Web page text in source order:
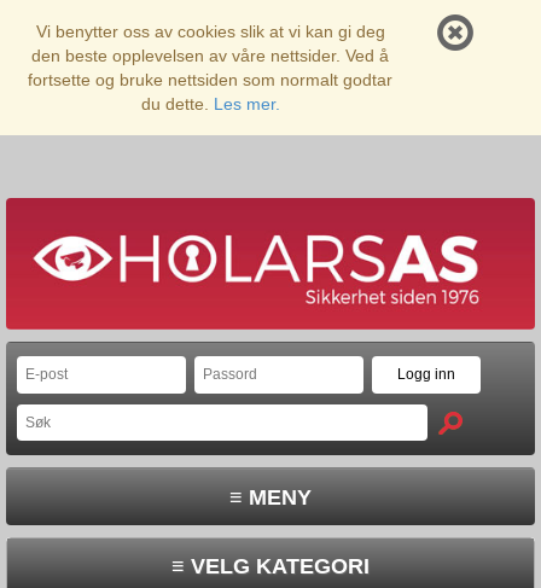
Vi benytter oss av cookies slik at vi kan gi deg
den beste opplevelsen av våre nettsider. Ved å
fortsette og bruke nettsiden som normalt godtar
du dette. Les mer.
≡ MENY
≡ VELG KATEGORI